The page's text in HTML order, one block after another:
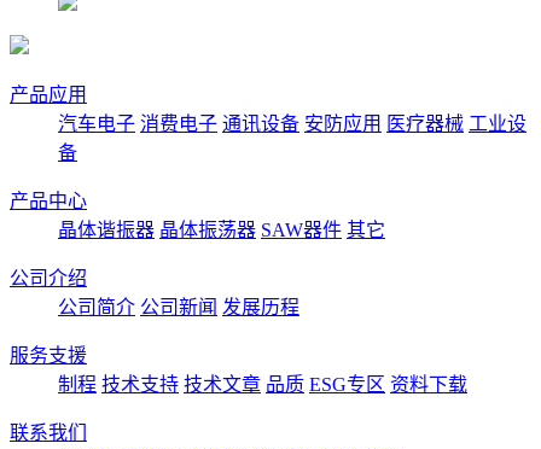
产品应用
汽车电子 消费电子 通讯设备 安防应用 医疗器械 工业设
备
产品中心
晶体谐振器 晶体振荡器 SAW器件 其它
公司介绍
公司简介 公司新闻 发展历程
服务支援
制程 技术支持 技术文章 品质 ESG专区 资料下载
联系我们